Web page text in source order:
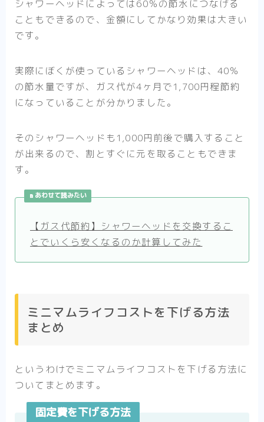
シャワーヘッドによっては60％の節水につなげる
こともできるので、金額にしてかなり効果は大きい
です。
実際にぼくが使っているシャワーヘッドは、40％
の節水量ですが、ガス代が4ヶ月で1,700円程節約
になっていることが分かりました。
そのシャワーヘッドも1,000円前後で購入すること
が出来るので、割とすぐに元を取ることもできま
す。
あわせて読みたい
【ガス代節約】シャワーヘッドを交換するこ
とでいくら安くなるのか計算してみた
ミニマムライフコストを下げる方法
まとめ
というわけでミニマムライフコストを下げる方法に
ついてまとめます。
固定費を下げる方法